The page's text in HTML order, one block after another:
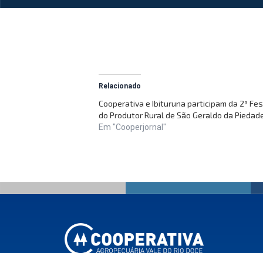
Relacionado
Cooperativa e Ibituruna participam da 2ª
do Produtor Rural de São Geraldo da
Em "Cooperjornal"